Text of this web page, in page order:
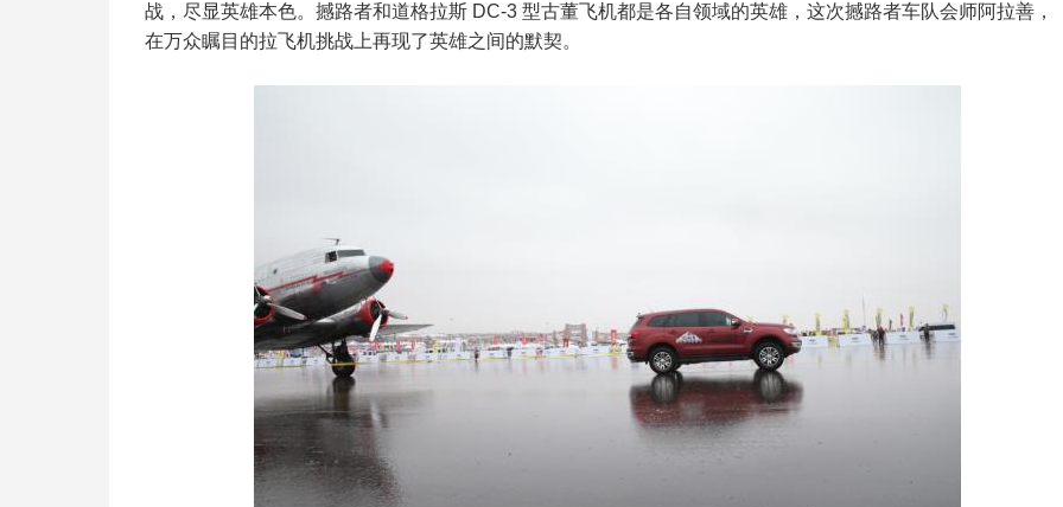
战，尽显英雄本色。撼路者和道格拉斯 DC-3 型古董飞机都是各自领域的英雄，这次撼路者车队会师阿拉善，
在万众瞩目的拉飞机挑战上再现了英雄之间的默契。